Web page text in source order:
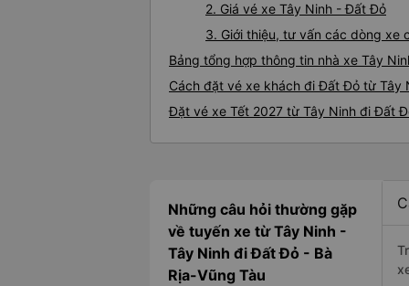
2. Giá vé xe Tây Ninh - Đất Đỏ
3. Giới thiệu, tư vấn các dòng
Bảng tổng hợp thông tin nhà xe Tây
Cách đặt vé xe khách đi Đất Đỏ từ Tây
Đặt vé xe Tết 2027 từ Tây Ninh đi Đất
Những câu hỏi thường gặp
về tuyến xe từ Tây Ninh -
Tây Ninh đi Đất Đỏ - Bà
Rịa-Vũng Tàu